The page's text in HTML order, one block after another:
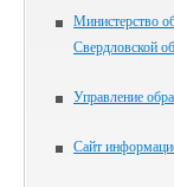
Министерство
Свердловской
Управление
Сайт